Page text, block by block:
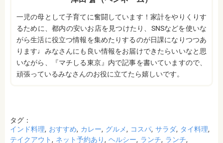
一児の母として子育てに奮闘しています！家計をやりくりす
るために、都内の安いお店を見つけたり、SNSなどを使いな
がら生活に役立つ情報を集めたりするのが日課になりつつあ
ります♩みなさんにも良い情報をお届けできたらいいなと思
いながら、『マチしる東京』内で記事を書いていますので、
頑張っているみなさんのお役に立てたら嬉しいです。
タグ：
インド料理
おすすめ カレー グルメ コスパ サラダ
タイ料理
テイクアウト
ネット予約あり ヘルシー ランチ
ランチ